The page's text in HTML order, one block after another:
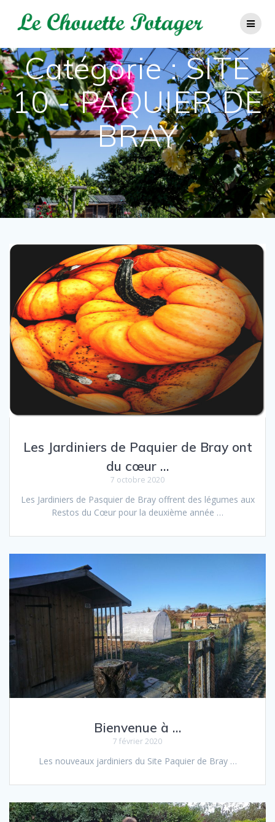
au
contenu
Catégorie :SITE
10 - PAQUIER DE
BRAY
Les Jardiniers de Paquier de Bray ont
du cœur …
7 octobre 2020
Les Jardiniers de Pasquier de Bray offrent des légumes aux
Restos du Cœur pour la deux­ième année …
Bienvenue à …
7 février 2020
Les nou­veaux jar­diniers du Site Paquier de Bray …